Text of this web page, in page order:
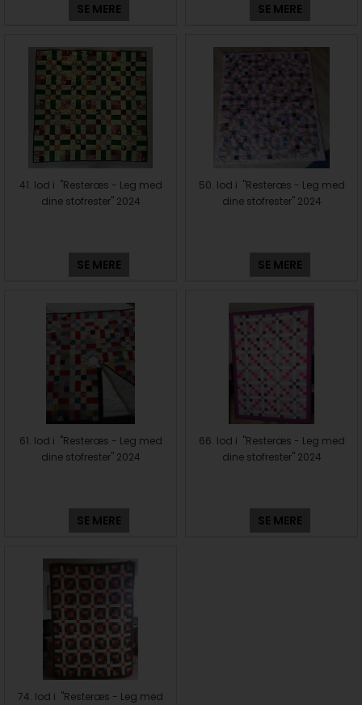
SE MERE SE MERE
41. lod i "Resteræs - Leg med
dine stofrester" 2024
SE MERE
50. lod i "Resteræs - Leg med
dine stofrester" 2024
SE MERE
61. lod i "Resteræs - Leg med
dine stofrester" 2024
SE MERE
66. lod i "Resteræs - Leg med
dine stofrester" 2024
SE MERE
74. lod i "Resteræs - Leg med